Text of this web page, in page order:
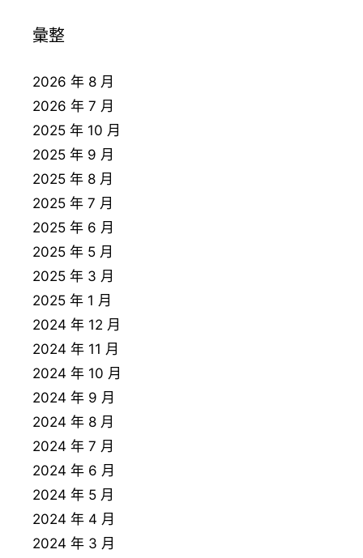
彙整
2026 年 8 月
2026 年 7 月
2025 年 10 月
2025 年 9 月
2025 年 8 月
2025 年 7 月
2025 年 6 月
2025 年 5 月
2025 年 3 月
2025 年 1 月
2024 年 12 月
2024 年 11 月
2024 年 10 月
2024 年 9 月
2024 年 8 月
2024 年 7 月
2024 年 6 月
2024 年 5 月
2024 年 4 月
2024 年 3 月